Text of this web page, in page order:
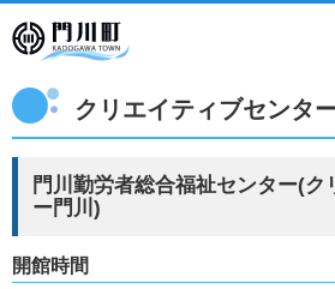
クリエイティブセンター
門川勤労者総合福祉センター(ク
ー門川)
開館時間